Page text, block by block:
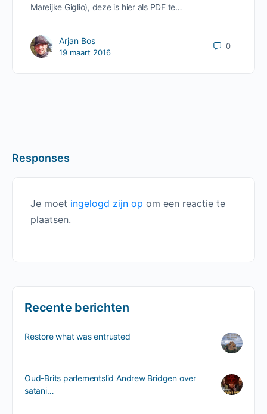
Mareijke Giglio), deze is hier als PDF te…
Arjan Bos
19 maart 2016
0
Responses
Je moet ingelogd zijn op om een reactie te
plaatsen.
Recente berichten
Restore what was entrusted
Oud-Brits parlementslid Andrew Bridgen over
satani…